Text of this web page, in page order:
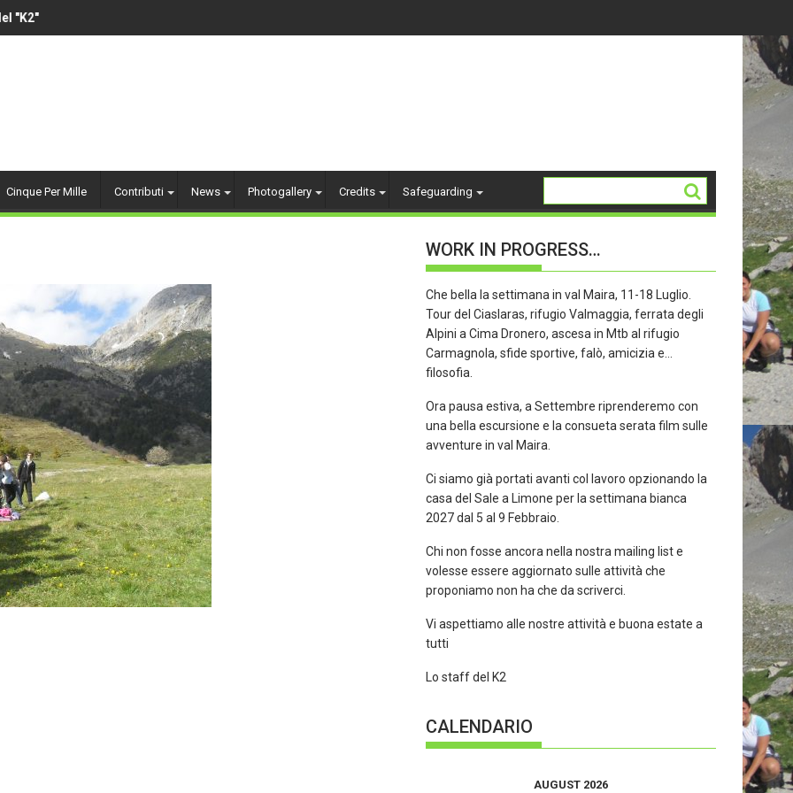
"K2"
Cinque Per Mille Contributi News Photogallery Credits Safeguarding
WORK IN PROGRESS…
Che bella la settimana in val Maira, 11-18 Luglio.
Tour del Ciaslaras, rifugio Valmaggia, ferrata degli
Alpini a Cima Dronero, ascesa in Mtb al rifugio
Carmagnola, sfide sportive, falò, amicizia e…
filosofia.
Ora pausa estiva, a Settembre riprenderemo con
una bella escursione e la consueta serata film sulle
avventure in val Maira.
Ci siamo già portati avanti col lavoro opzionando la
casa del Sale a Limone per la settimana bianca
2027 dal 5 al 9 Febbraio.
Chi non fosse ancora nella nostra mailing list e
volesse essere aggiornato sulle attività che
proponiamo non ha che da scriverci.
Vi aspettiamo alle nostre attività e buona estate a
tutti
Lo staff del K2
CALENDARIO
AUGUST 2026